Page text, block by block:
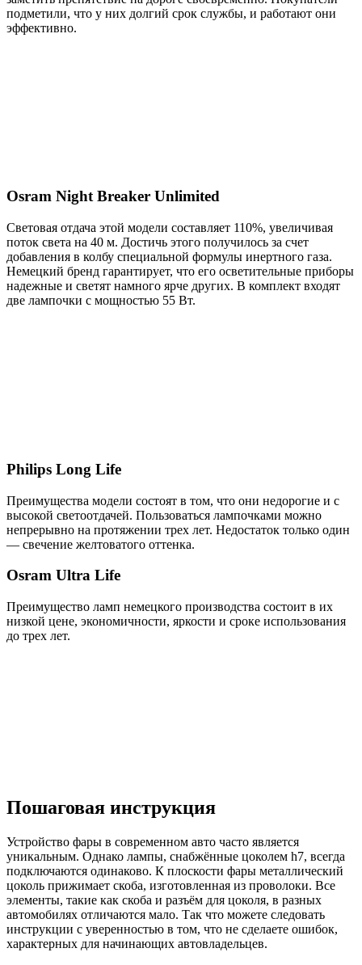
подметили, что у них долгий срок службы, и работают они
эффективно.
Osram Night Breaker Unlimited
Световая отдача этой модели составляет 110%, увеличивая
поток света на 40 м. Достичь этого получилось за счет
добавления в колбу специальной формулы инертного газа.
Немецкий бренд гарантирует, что его осветительные приборы
надежные и светят намного ярче других. В комплект входят
две лампочки с мощностью 55 Вт.
Philips Long Life
Преимущества модели состоят в том, что они недорогие и с
высокой светоотдачей. Пользоваться лампочками можно
непрерывно на протяжении трех лет. Недостаток только один
— свечение желтоватого оттенка.
Osram Ultra Life
Преимущество ламп немецкого производства состоит в их
низкой цене, экономичности, яркости и сроке использования
до трех лет.
Пошаговая инструкция
Устройство фары в современном авто часто является
уникальным. Однако лампы, снабжённые цоколем h7, всегда
подключаются одинаково. К плоскости фары металлический
цоколь прижимает скоба, изготовленная из проволоки. Все
элементы, такие как скоба и разъём для цоколя, в разных
автомобилях отличаются мало. Так что можете следовать
инструкции с уверенностью в том, что не сделаете ошибок,
характерных для начинающих автовладельцев.